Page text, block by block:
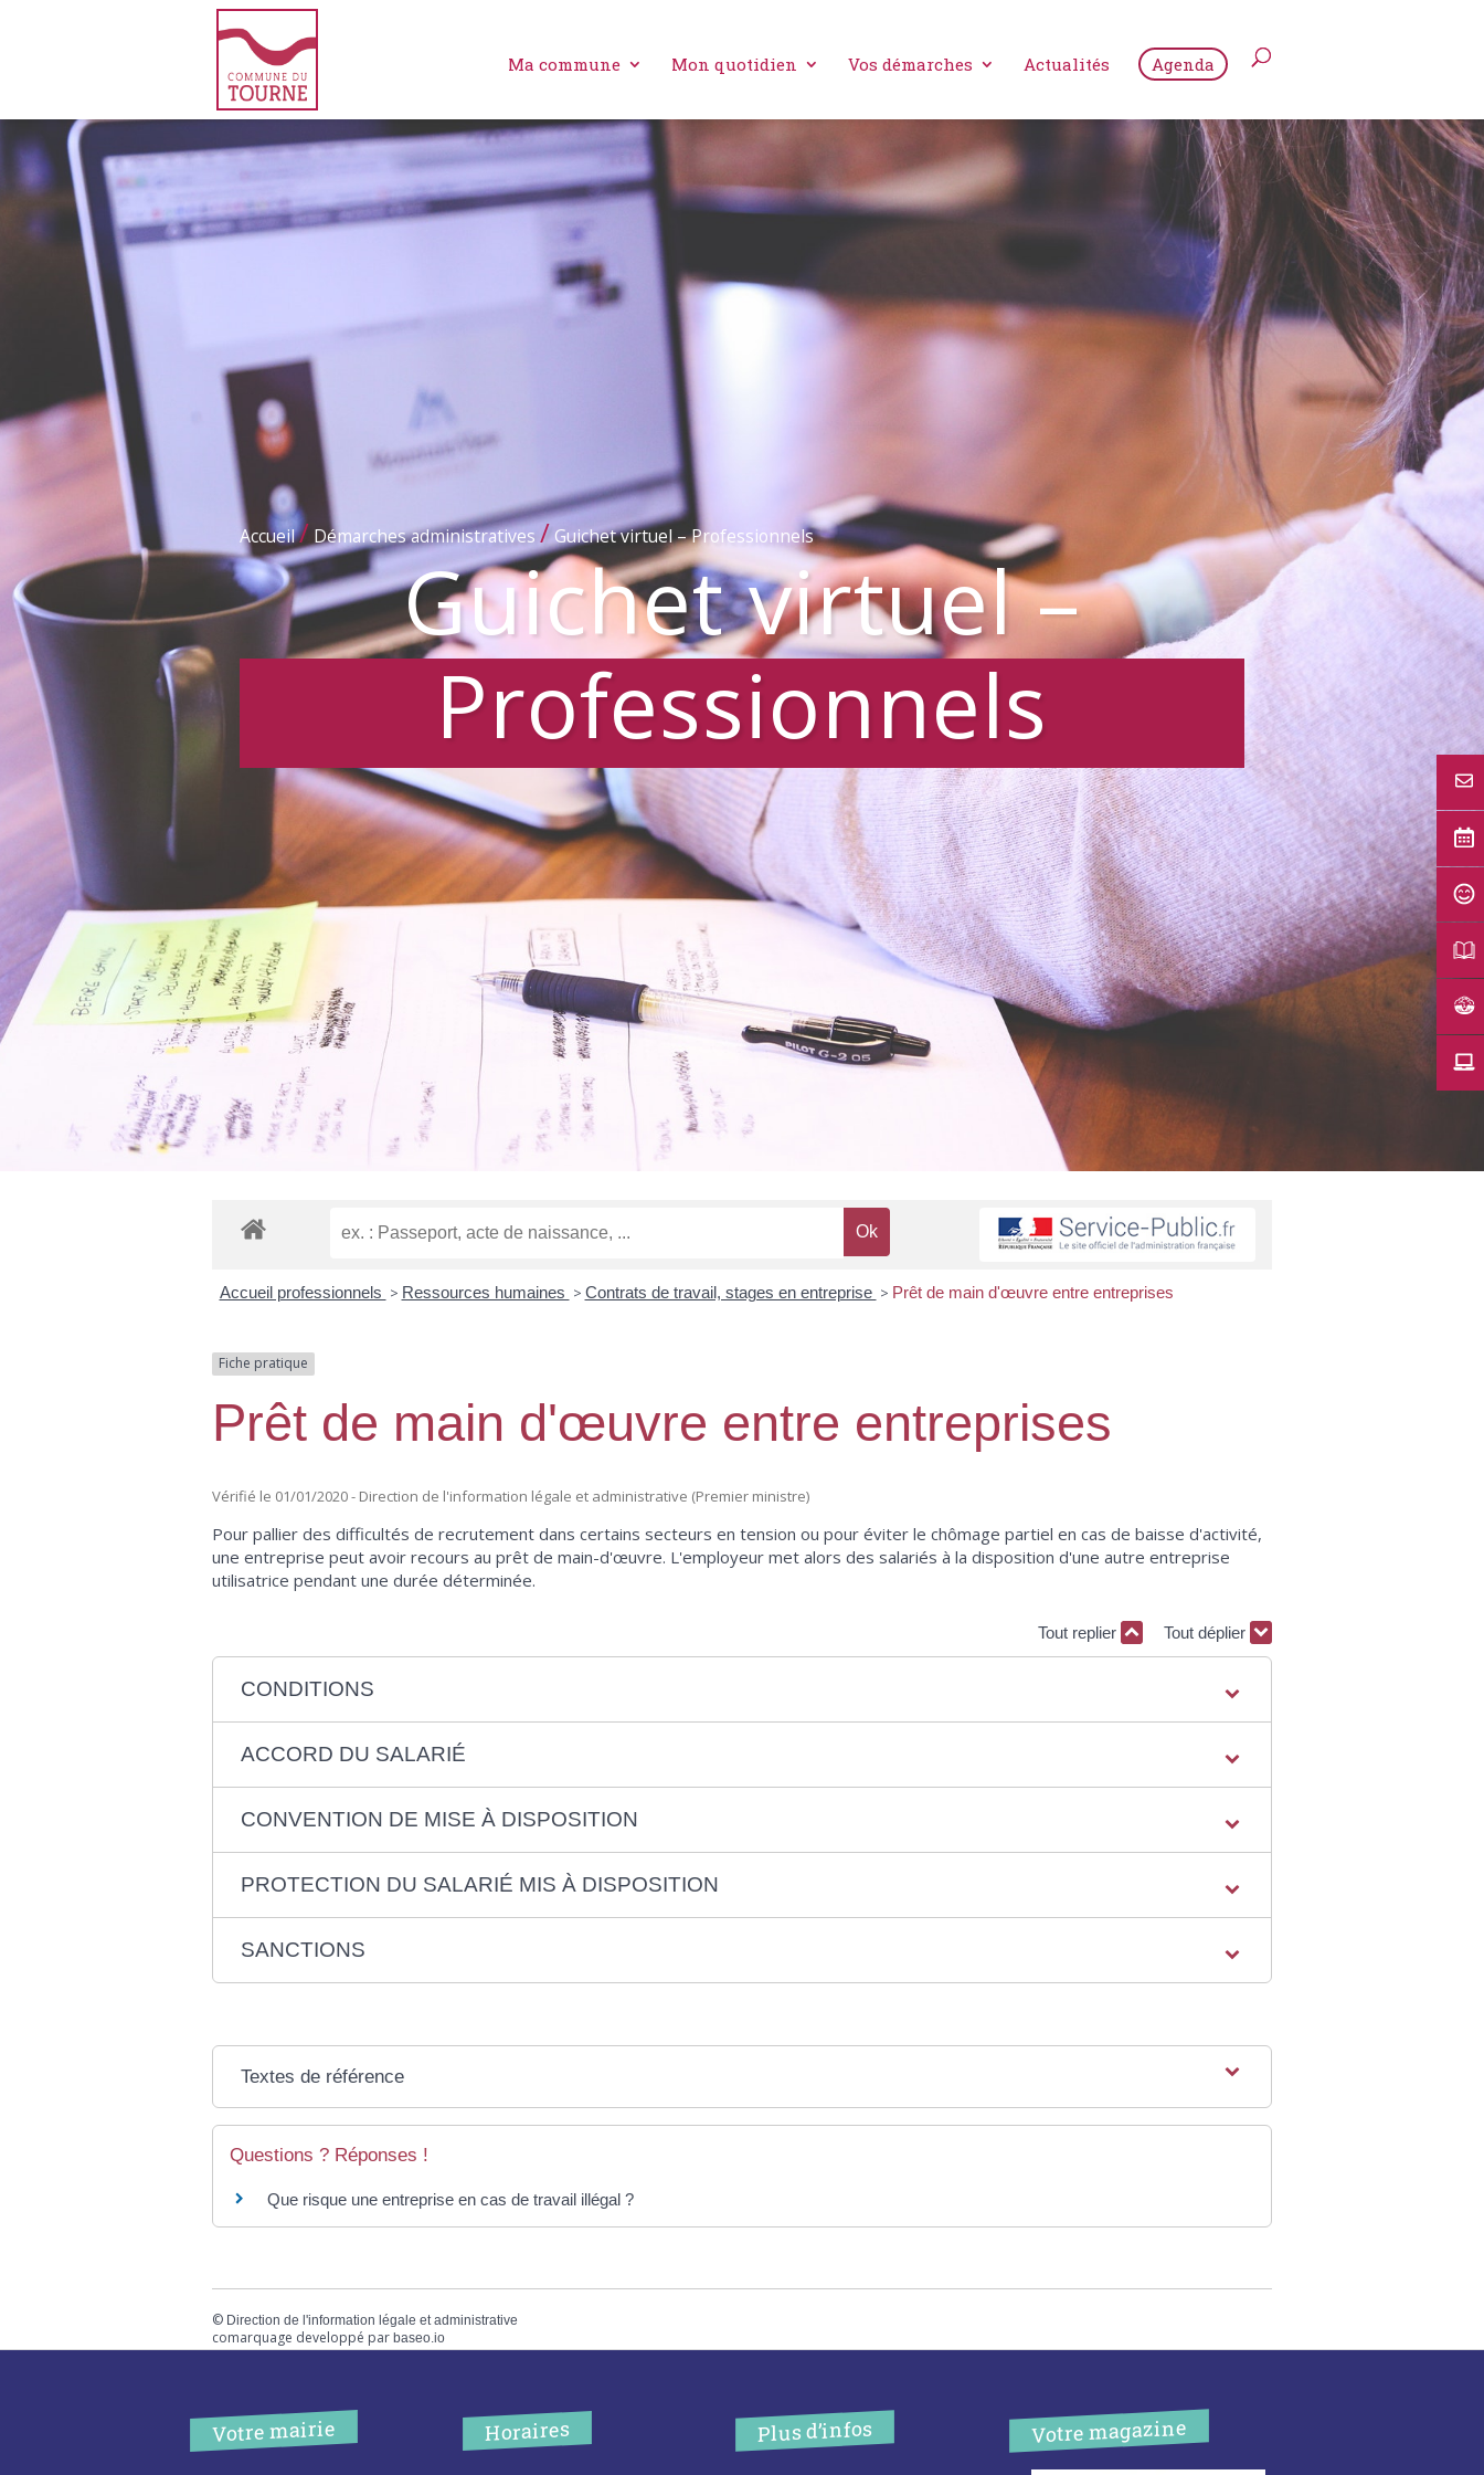
Ma commune Mon quotidien Vos démarches Actualités Agenda
Accueil/ Démarches administratives / Guichet virtuel – Professionnels
Guichet virtuel –
Professionnels
Accueil professionnels > Ressources humaines > Contrats de travail, stages en entreprise > Prêt de main d'œuvre entre entreprises
Fiche pratique
Prêt de main d'œuvre entre entreprises
Vérifié le 01/01/2020 - Direction de l'information légale et administrative (Premier ministre)
Pour pallier des difficultés de recrutement dans certains secteurs en tension ou pour éviter le chômage partiel en cas de baisse d'activité,
une entreprise peut avoir recours au prêt de main-d'œuvre. L'employeur met alors des salariés à la disposition d'une autre entreprise
utilisatrice pendant une durée déterminée.
Tout replier Tout déplier
CONDITIONS
ACCORD DU SALARIÉ
CONVENTION DE MISE À DISPOSITION
PROTECTION DU SALARIÉ MIS À DISPOSITION
SANCTIONS
Textes de référence
Questions ? Réponses !
Que risque une entreprise en cas de travail illégal ?
© Direction de l'information légale et administrative
comarquage developpé par baseo.io
Votre mairie Horaires Plus d’infos Votre magazine